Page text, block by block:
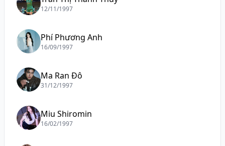
12/11/1997
Phí Phương Anh
16/09/1997
Ma Ran Đô
31/12/1997
Miu Shiromin
16/02/1997